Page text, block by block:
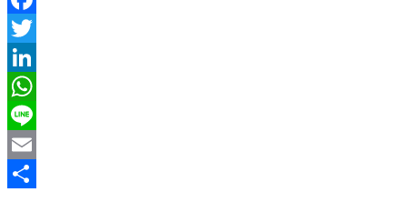
Facebook
Twitter
LinkedIn
WhatsApp
Line
Email